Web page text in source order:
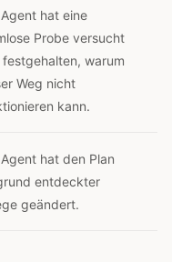
hat eine
Probe versucht
festgehalten, warum
Weg nicht
kann.
hat den Plan
entdeckter
geändert.